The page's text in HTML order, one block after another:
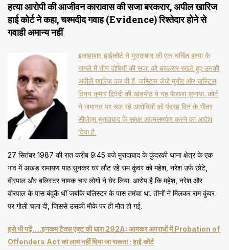
हत्या आरोपी की आजीवन कारावास की सजा बरकरार, अपील खारिज
हाई कोर्ट ने कहा, चश्मदीद गवाह (Evidence) रिश्तेदार होने से
गवाही अमान्य नहीं
इलाहाबाद हाईकोर्ट ने मुरादाबाद की एक चर्चित हत्या के
मामले में तीन दोषियों की सजा को बरकरार रखते हुए उनकी
अपीलें खारिज कर दी हैं. जस्टिस जेजे मुनीर और जस्टिस
विनय कुमार द्विवेदी की खंडपीठ ने यह फैसला सुनाया. कोर्ट
ने जमानत पर चल रहे आरोपितों को पंद्रह दिन के भीतर
सीजेएम मुरादाबाद के समक्ष आत्मसमर्पण करने का आदेश
दिया है.
27 सितंबर 1987 की रात करीब 9:45 बजे मुरादाबाद के कुंदरकी थाना क्षेत्र के एक
गांव में अखंड रामायण पाठ सुनकर घर लौट रहे राम कुंवर को महेश, नरेश उर्फ छोटे,
वीरपाल और बलिस्टर नामक चार लोगों ने घेर लिया. आरोप है कि महेश, नरेश और
वीरपाल के पास बंदूकें थीं जबकि बलिस्टर के पास तमंचा था. तीनों ने मिलकर राम कुंवर
पर गोली चला दी, जिससे उसकी मौके पर ही मौत हो गई.
इसे भी पढ़ें….इनकम टैक्स एक्ट की धारा 292A: आयकर अपराधों में Probation of
Offenders Act का लाभ नहीं दिया जा सकता : हाई कोर्ट